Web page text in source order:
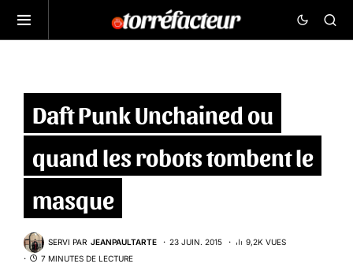
Daft Punk Unchained ou
quand les robots tombent le
masque
SERVI PAR JEANPAULTARTE 23 JUIN. 2015
9,2K VUES
7 MINUTES DE LECTURE